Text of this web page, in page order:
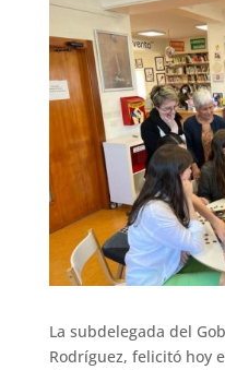
La subdelegada del
Rodríguez, felicitó hoy